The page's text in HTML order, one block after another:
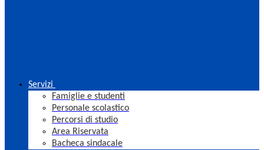
Servizi
Famiglie e studenti
Personale scolastico
Percorsi di studio
Area Riservata
Bacheca sindacale